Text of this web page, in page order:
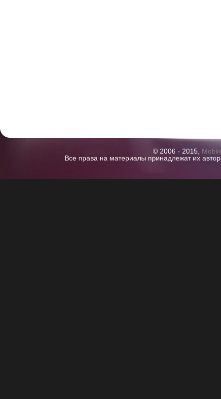
© 2006 - 2015,
Все права на материалы принадлежат их